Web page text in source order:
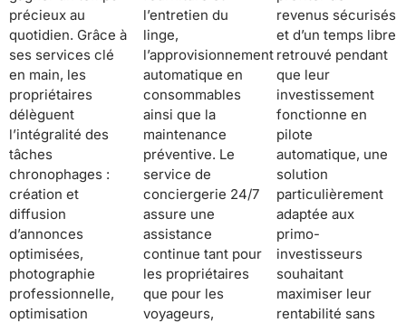
précieux au
quotidien. Grâce à
ses services clé
en main, les
propriétaires
délèguent
l’intégralité des
tâches
chronophages :
création et
diffusion
d’annonces
optimisées,
photographie
professionnelle,
optimisation
l’entretien du
linge,
l’approvisionnement
automatique en
consommables
ainsi que la
maintenance
préventive. Le
service de
conciergerie 24/7
assure une
assistance
continue tant pour
les propriétaires
que pour les
voyageurs,
revenus sécurisés
et d’un temps libre
retrouvé pendant
que leur
investissement
fonctionne en
pilote
automatique, une
solution
particulièrement
adaptée aux
primo-
investisseurs
souhaitant
maximiser leur
rentabilité sans